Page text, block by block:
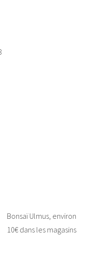
Bonsaï Ulmus, environ
10€ dans les magasins